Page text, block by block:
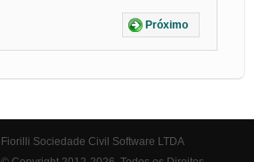
Próximo
Fiorilli Sociedade Civil Software LTDA